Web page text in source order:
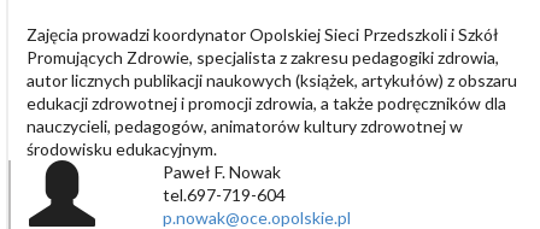
Zajęcia prowadzi koordynator Opolskiej Sieci Przedszkoli i Szkół
Promujących Zdrowie, specjalista z zakresu pedagogiki zdrowia,
autor licznych publikacji naukowych (książek, artykułów) z obszaru
edukacji zdrowotnej i promocji zdrowia, a także podręczników dla
nauczycieli, pedagogów, animatorów kultury zdrowotnej w
środowisku edukacyjnym.
Paweł F. Nowak
tel.697-719-604
p.nowak@oce.opolskie.pl